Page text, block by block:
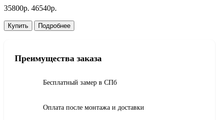
35800р. 46540р.
Купить Подробнее
Преимущества заказа
Бесплатный замер в СПб
Оплата после монтажа и доставки